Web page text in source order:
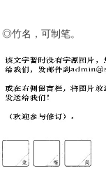
竹名，可制笔。